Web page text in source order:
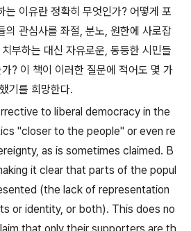
는 이유란 정확히 무엇인가? 어떻게 포
의 관심사를 좌절, 분노, 원한에 사로잡
부하는 대신 자유로운, 동등한 시민들
? 이 책이 이러한 질문에 적어도 몇 가
기를 희망한다.
to liberal democracy in the
"closer to the people" or even re
as is sometimes claimed. B
it clear that parts of the popul
(the lack of representation
or identity, or both). This does no